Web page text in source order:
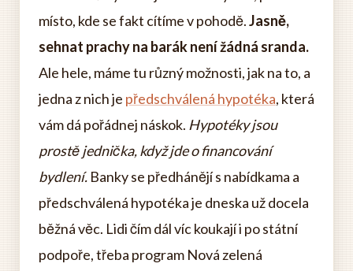
místo, kde se fakt cítíme v pohodě.Jasně,
sehnat prachy na barák není žádná sranda.
Ale hele, máme tu různý možnosti, jak na to, a
jedna z nich je předschválená hypotéka, která
vám dá pořádnej náskok. Hypotéky jsou
prostě jednička, když jde o financování
bydlení. Banky se předhánějí s nabídkama a
předschválená hypotéka je dneska už docela
běžná věc. Lidi čím dál víc koukají i po státní
podpoře, třeba program Nová zelená